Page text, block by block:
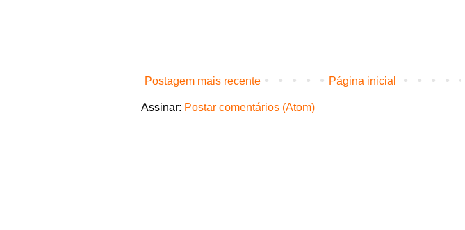
Postagem mais recente Página inicial
Assinar: Postar comentários (Atom)